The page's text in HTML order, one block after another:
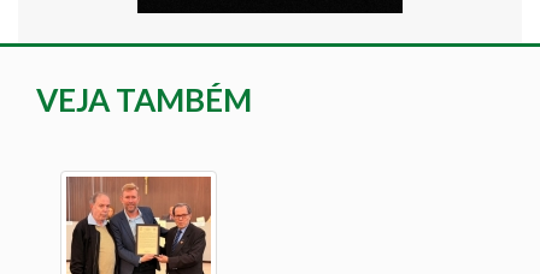
VEJA TAMBÉM